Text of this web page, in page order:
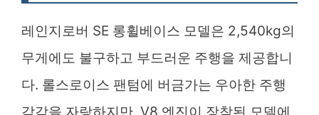
레인지로버 SE 롱휠베이스 모델은 2,540kg의
무게에도 불구하고 부드러운 주행을 제공합니
다. 롤스로이스 팬텀에 버금가는 우아한 주행